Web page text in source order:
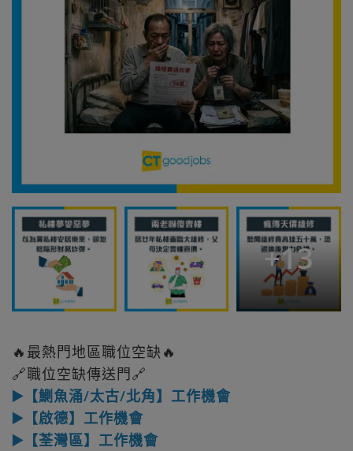
+13
🔥最熱門地區職位空缺🔥
🔗職位空缺傳送門🔗
▶️【鰂魚涌/太古/北角】工作機會
▶️【啟德】工作機會
▶️【荃灣區】工作機會